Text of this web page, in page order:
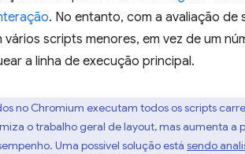
. No entanto, com a avaliação
scripts menores, em vez de um
a linha de execução principal.
no Chromium executam todos os scripts
o trabalho geral de layout, mas aumenta
Uma possível solução está sendo